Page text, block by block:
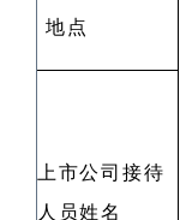
地点
上市公司接待
人员姓名